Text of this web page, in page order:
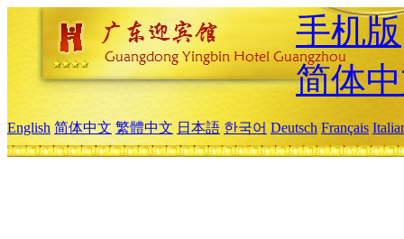
手机版
简体
English 简体中文 繁體中文 日本語 한국어 Deutsch Français